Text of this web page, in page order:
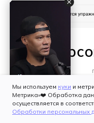
Влияет на выдачу в
Мы используем куки и
Метрика»❤️ Обработка
осуществляется в
Обработки персональных